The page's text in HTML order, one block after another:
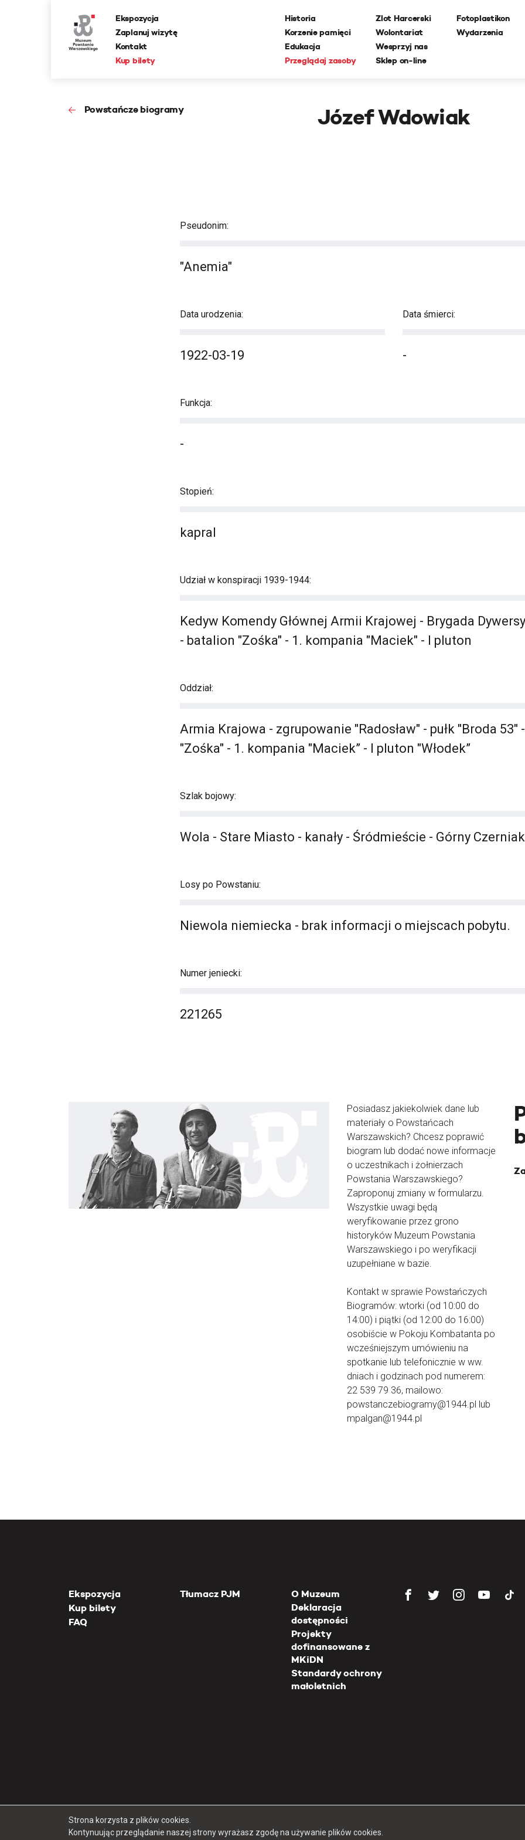
Ekspozycja
Zaplanuj wizytę
Kontakt
Kup bilety
Historia
Korzenie pamięci
Edukacja
Przeglądaj zasoby
Zlot Harcerski
Wolontariat
Wesprzyj nas
Sklep on-line
Fotoplastikon
Wydarzenia
Powstańcze biogramy Józef Wdowiak
Pseudonim:
"Anemia"
Data urodzenia:
1922-03-19
Data śmierci:
-
Funkcja:
-
Stopień:
kapral
Udział w konspiracji 1939-1944:
Kedyw Komendy Głównej Armii Krajowej - Brygada
- batalion "Zośka" - 1. kompania "Maciek" - I pluton
Oddział:
Armia Krajowa - zgrupowanie "Radosław" - pułk "Broda 53"
"Zośka" - 1. kompania "Maciek” - I pluton "Włodek”
Szlak bojowy:
Wola - Stare Miasto - kanały - Śródmieście - Górny
Losy po Powstaniu:
Niewola niemiecka - brak informacji o miejscach pobytu.
Numer jeniecki:
221265
Posiadasz jakiekolwiek dane lub
materiały o Powstańcach
Warszawskich? Chcesz poprawić
biogram lub dodać nowe informacje
o uczestnikach i żołnierzach
Powstania Warszawskiego?
Zaproponuj zmiany w formularzu.
Wszystkie uwagi będą
weryfikowanie przez grono
historyków Muzeum Powstania
Warszawskiego i po weryfikacji
uzupełniane w bazie.
Kontakt w sprawie Powstańczych
Biogramów: wtorki (od 10:00 do
14:00) i piątki (od 12:00 do 16:00)
osobiście w Pokoju Kombatanta po
wcześniejszym umówieniu na
spotkanie lub telefonicznie w ww.
dniach i godzinach pod numerem:
22 539 79 36, mailowo:
powstanczebiogramy@1944.pl lub
mpalgan@1944.pl
Ekspozycja
Kup bilety
FAQ
Tłumacz PJM
O Muzeum
Deklaracja
dostępności
Projekty
dofinansowane z
MKiDN
Standardy ochrony
małoletnich
Copyright 2026 Muzeum Powstania Warszawskiego
Strona korzysta z plików cookies.
Kontynuując przeglądanie naszej strony wyrażasz zgodę na używanie plików cookies.